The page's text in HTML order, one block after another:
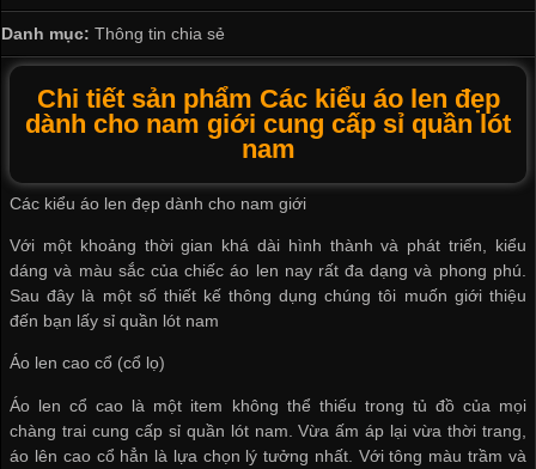
Danh mục: Thông tin chia sẻ
Chi tiết sản phẩm Các kiểu áo len đẹp
dành cho nam giới cung cấp sỉ quần lót
nam
Các kiểu áo len đẹp dành cho nam giới
Với một khoảng thời gian khá dài hình thành và phát triển, kiểu
dáng và màu sắc của chiếc áo len nay rất đa dạng và phong phú.
Sau đây là một số thiết kế thông dụng chúng tôi muốn giới thiệu
đến bạn lấy sỉ quần lót nam
Áo len cao cổ (cổ lọ)
Áo len cổ cao là một item không thể thiếu trong tủ đồ của mọi
chàng trai cung cấp sỉ quần lót nam . Vừa ấm áp lại vừa thời trang,
áo lên cao cổ hẳn là lựa chọn lý tưởng nhất. Với tông màu trầm và